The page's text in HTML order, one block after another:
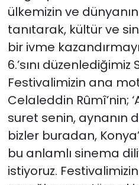
ülkemizin ve
tanıtarak, kültür ve
bir ivme
6.’sını düzenlediğimiz
Festivalimizin ana
Celaleddin Rûmî’nin;
suret senin, aynanın
bizler buradan,
bu anlamlı sinema
istiyoruz.